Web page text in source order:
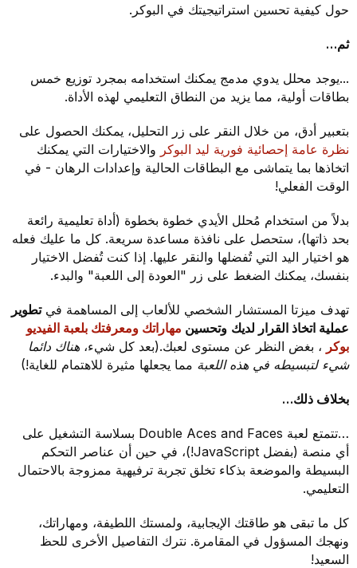
حول كيفية تحسين استراتيجيتك في البوكر.
ثم…
...يوجد محلل يدوي مدمج يمكنك استخدامه بمجرد توزيع خمس
بطاقات أولية، مما يزيد من النطاق التعليمي لهذه الأداة.
بتعبير أدق، من خلال النقر على زر التحليل، يمكنك الحصول على
نظرة عامة إحصائية فورية ليد البوكروالاختيارات التي يمكنك
اتخاذها بما يتماشى مع البطاقات الحالية وإعدادات الرهان - في
الوقت الفعلي!
بدلاً من استخدام مُحلل الأيدي خطوة بخطوة (أداة تعليمية رائعة
بحد ذاتها)، ستحصل على نافذة مساعدة سريعة. كل ما عليك فعله
هو اختيار اليد التي تُفضلها والنقر عليها. إذا كنت تُفضل الاختيار
بنفسك، يمكنك الضغط على زر "العودة إلى اللعبة" والبدء.
تهدف ميزتا المستشار الشخصي للألعاب إلى المساهمة في تطوير
عملية اتخاذ القرار لديك وتحسينمهاراتك ومعرفتك بلعبة الفيديو
بوكر، بغض النظر عن مستوى لعبك.(بعد كل شيء،هناك دائما
شيء لتبسيطه في هذه اللعبةمما يجعلها مثيرة للاهتمام للغاية!)
بخلاف ذلك…
…تتمتع لعبة Double Aces and Faces بسلاسة التشغيل على
أي منصة (بفضل JavaScript!)، في حين أن عناصر التحكم
البسيطة والموضعة بذكاء تخلق تجربة ترفيهية ممزوجة بالاحتمال
التعليمي.
كل ما تبقى هو طاقتك الإيجابية، ولمستك اللطيفة، ومهاراتك،
ونهجك المسؤول في المقامرة. نترك التفاصيل الأخرى للحظ
السعيد!